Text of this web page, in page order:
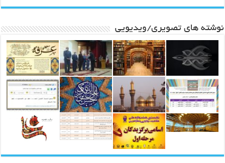
نوشته های تصویری/ویدیویی